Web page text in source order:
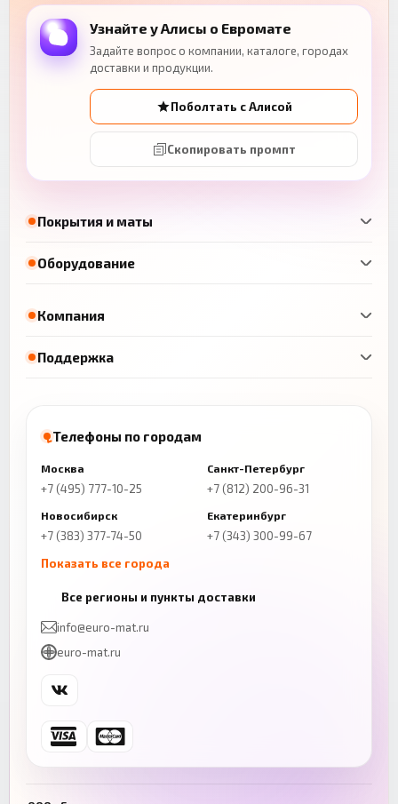
Покрытия и маты
Оборудование
Узнайте у Алисы о Евромате
Задайте вопрос о компании, каталоге, городах
доставки и продукции.
Поболтать с Алисой
Скопировать промпт
Компания
Поддержка
Телефоны по городам
Москва
+7 (495) 777-10-25
Санкт-Петербург
+7 (812) 200-96-31
Новосибирск
+7 (383) 377-74-50
Екатеринбург
+7 (343) 300-99-67
Показать все города
+7 (843) 206-01-30
Челябинск
+7 (343) 300-99-67
Ростов-на-Дону
+7 (863) 333-50-75
Все регионы и пункты доставки
info@euro-mat.ru
euro-mat.ru